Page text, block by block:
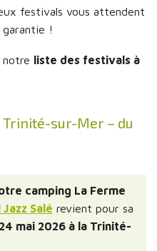
festivals vous attendent
garantie !
notre liste des festivals à
Trinité-sur-Mer – du
camping La Ferme
Salé revient pour sa
mai 2026 à la Trinité-